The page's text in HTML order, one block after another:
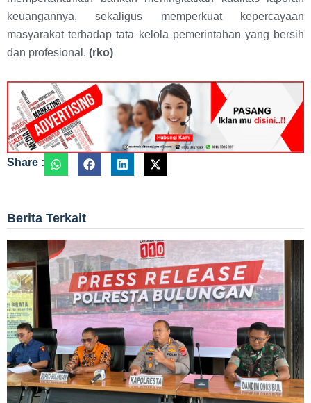
keuangannya, sekaligus memperkuat kepercayaan
masyarakat terhadap tata kelola pemerintahan yang bersih
dan profesional. (rko)
Share :
Berita Terkait